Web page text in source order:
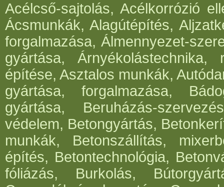
Acélcső-sajtolás, Acélkorrózió
Ácsmunkák, Alagútépítés,
forgalmazása, Álmennyezet-
gyártása, Árnyékolástechnika,
építése, Asztalos munkák,
gyártása, forgalmazása,
gyártása, Beruházás-
védelem, Betongyártás,
munkák, Betonszállítás,
építés, Betontechnológia,
fóliázás, Burkolás,